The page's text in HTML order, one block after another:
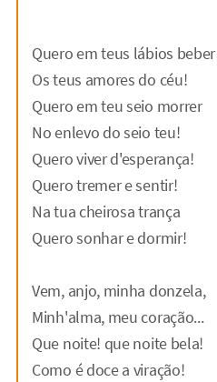
Quero em teus lábios beber
Os teus amores do céu!
Quero em teu seio morrer
No enlevo do seio teu!
Quero viver d'esperança!
Quero tremer e sentir!
Na tua cheirosa trança
Quero sonhar e dormir!
Vem, anjo, minha donzela,
Minh'alma, meu coração...
Que noite! que noite bela!
Como é doce a viração!